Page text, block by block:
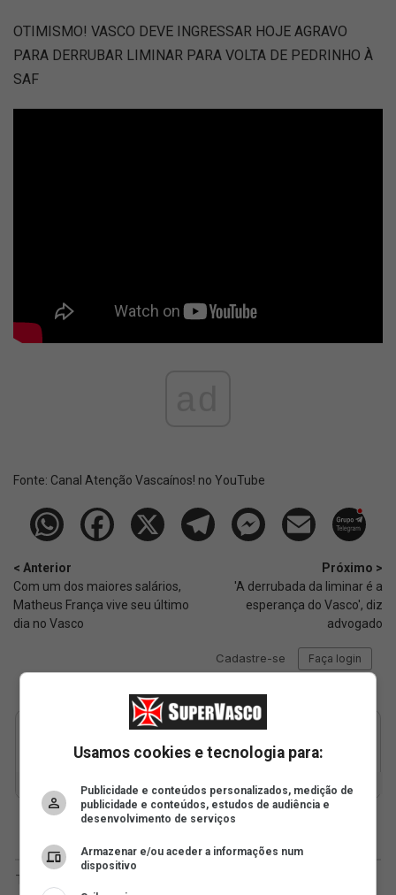
OTIMISMO! VASCO DEVE INGRESSAR HOJE AGRAVO
PARA DERRUBAR LIMINAR PARA VOLTA DE PEDRINHO À
SAF
Fonte: Canal Atenção Vascaínos! no YouTube
< Anterior
Com um dos maiores salários,
Matheus França vive seu último
dia no Vasco
Próximo >
'A derrubada da liminar é a
esperança do Vasco', diz
advogado
Usamos cookies e tecnologia para:
Publicidade e conteúdos personalizados, medição de
publicidade e conteúdos, estudos de audiência e
desenvolvimento de serviços
Armazenar e/ou aceder a informações num
dispositivo